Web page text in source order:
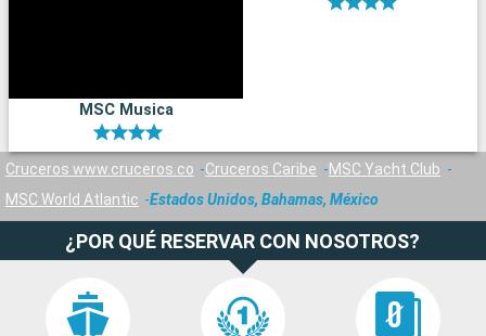
MSC Musica
Cruceros www.cruceros.co Cruceros Caribe
MSC Yacht Club
MSC World Atlantic
Estados Unidos, Bahamas, México
¿POR QUÉ RESERVAR CON NOSOTROS?